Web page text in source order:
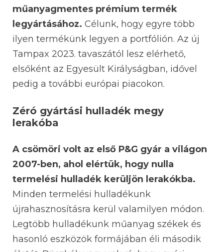
műanyagmentes prémium termék
legyártásához. Célunk, hogy egyre több
ilyen termékünk legyen a portfólión. Az új
Tampax 2023. tavaszától lesz elérhető,
elsőként az Egyesült Királyságban, idővel
pedig a további európai piacokon.
Zéró gyártási hulladék megy
lerakóba
A csömöri volt az első P&G gyár a világon
2007-ben, ahol elértük, hogy nulla
termelési hulladék kerüljön lerakókba.
Minden termelési hulladékunk
újrahasznosításra kerül valamilyen módon.
Legtöbb hulladékunk műanyag székek és
hasonló eszközök formájában éli második